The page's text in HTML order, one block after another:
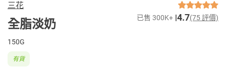
三花
全脂淡奶 已售 300K+ 4.7(75 評價)
150G
有貨